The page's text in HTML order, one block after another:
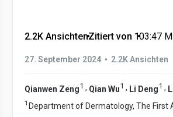
2.2K Ansichten•Zitiert von 1•03:47
27. September 2024 • 2.2K Ansichten
Qianwen Zeng1 , Qian Wu1 , Li Deng1 ,
1 Department of Dermatology, The First